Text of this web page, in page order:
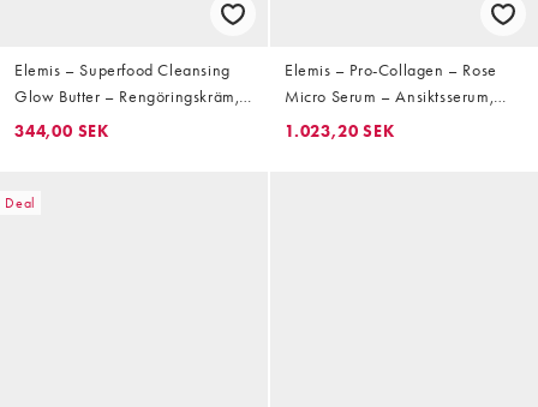
Elemis – Superfood Cleansing
Glow Butter – Rengöringskräm,
90ml
344,00 SEK
Elemis – Pro-Collagen – Rose
Micro Serum – Ansiktsserum,
30ml
1.023,20 SEK
Deal